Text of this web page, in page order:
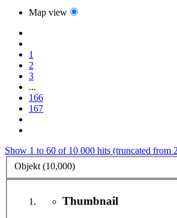
Map view
1
2
3
...
166
167
Show 1 to 60 of 10 000 hits (truncated from
Objekt (10,000)
Thumbnail